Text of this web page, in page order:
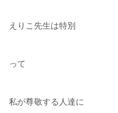
えりこ先生は特別
って
私が尊敬する人達に